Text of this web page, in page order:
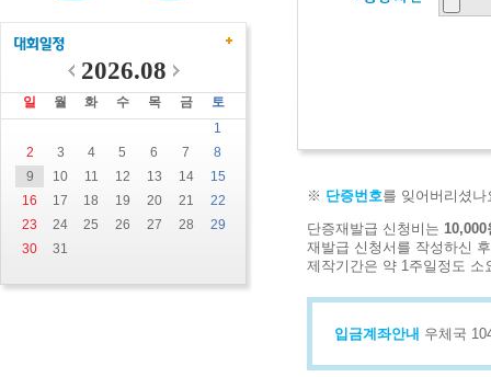
2026.08
일 월 화 수 목 금
토
1
2
3 4 5 6 7
8
9
10 11 12 13 14
15
16
17 18 19 20 21
22
23
24 25 26 27 28
29
30
31
※ 단증번호를 잊어버리셨나
단증재발급 신청비는 10,000
재발급 신청서를 작성하신
제작기간은 약 1주일정도
입금계좌안내 우체국